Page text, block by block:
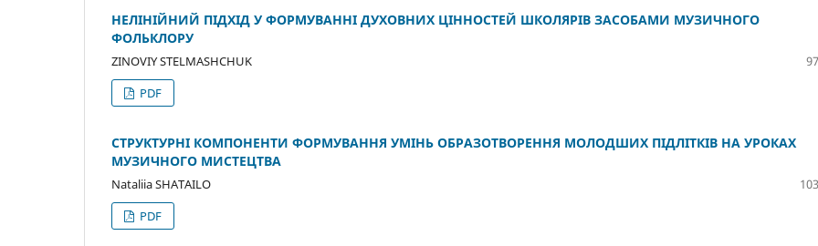
НЕЛІНІЙНИЙ ПІДХІД У ФОРМУВАННІ ДУХОВНИХ ЦІННОСТЕЙ ШКОЛЯРІВ ЗАСОБАМИ МУЗИЧНОГО
ФОЛЬКЛОРУ
ZINOVIY STELMASHCHUK
PDF
СТРУКТУРНІ КОМПОНЕНТИ ФОРМУВАННЯ УМІНЬ ОБРАЗОТВОРЕННЯ МОЛОДШИХ ПІДЛІТКІВ НА УРОКАХ
МУЗИЧНОГО МИСТЕЦТВА
Nataliia SHATAILO
PDF